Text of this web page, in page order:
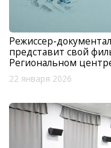
Режиссер-
представит свой
Региональном
22 января 2026